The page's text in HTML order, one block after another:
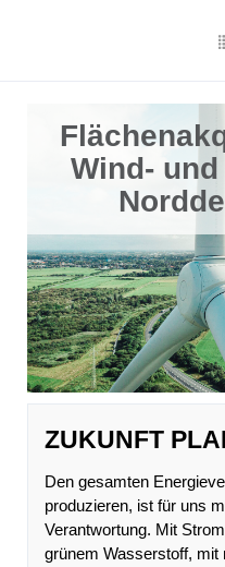
Wind-
ZUKUNFT
Den gesamten
produzieren, ist für uns
Verantwortung. Mit
grünem Wasserstoff,